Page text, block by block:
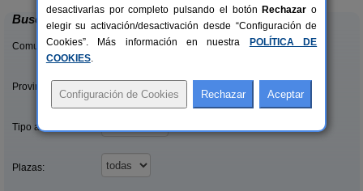
Buscar
Comunidades:
Provincias/Islas:
Tipo alquiler:
Plazas:
desactivarlas por completo pulsando el botón Rechazar o
elegir su activación/desactivación desde “Configuración de
Cookies”. Más información en nuestra
POLÍTICA DE
COOKIES.